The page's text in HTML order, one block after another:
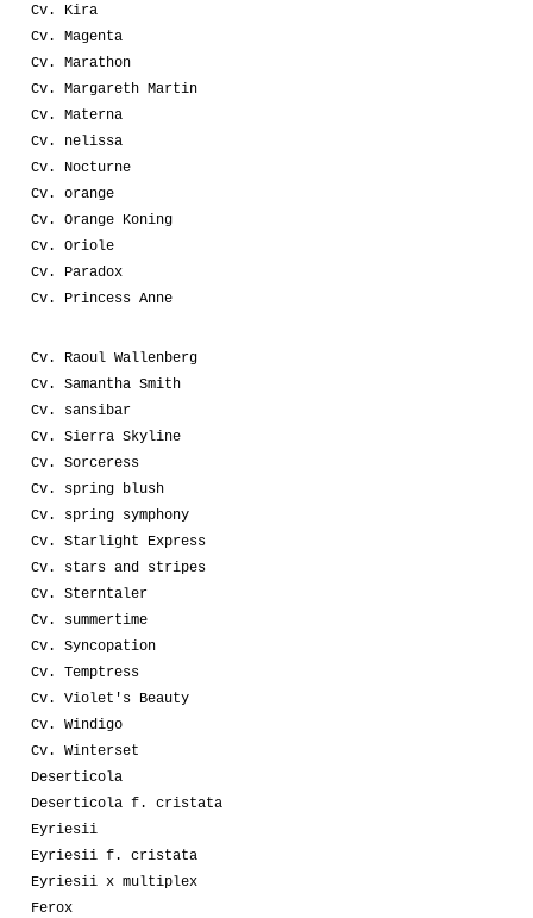
Cv. Kira
Cv. Magenta
Cv. Marathon
Cv. Margareth Martin
Cv. Materna
Cv. nelissa
Cv. Nocturne
Cv. orange
Cv. Orange Koning
Cv. Oriole
Cv. Paradox
Cv. Princess Anne
Cv. Raoul Wallenberg
Cv. Samantha Smith
Cv. sansibar
Cv. Sierra Skyline
Cv. Sorceress
Cv. spring blush
Cv. spring symphony
Cv. Starlight Express
Cv. stars and stripes
Cv. Sterntaler
Cv. summertime
Cv. Syncopation
Cv. Temptress
Cv. Violet's Beauty
Cv. Windigo
Cv. Winterset
Deserticola
Deserticola f. cristata
Eyriesii
Eyriesii f. cristata
Eyriesii x multiplex
Ferox